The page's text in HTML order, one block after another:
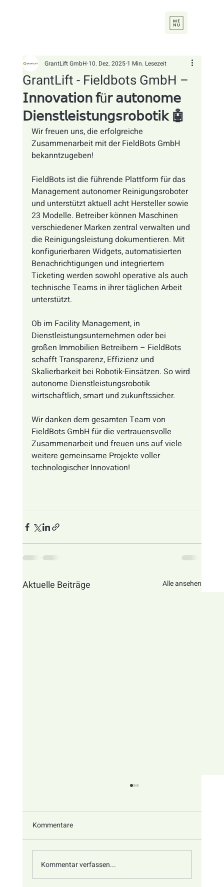
GrantLift - Fieldbots GmbH –
𝖨𝗇𝗇𝗈𝗏𝖺𝗍𝗂𝗈𝗇 𝖿ü𝗋 𝖺𝗎𝗍𝗈𝗇𝗈𝗆𝖾
𝖣𝗂𝖾𝗇𝗌𝗍𝗅𝖾𝗂𝗌𝗍𝗎𝗇𝗀𝗌𝗋𝗈𝖻𝗈𝗍𝗂𝗄 🤖
GrantLift GmbH 10. Dez. 2025 1 Min. Lesezeit
Wir freuen uns, die erfolgreiche
Zusammenarbeit mit der FieldBots GmbH
bekanntzugeben!
FieldBots ist die führende Plattform für das
Management autonomer Reinigungsroboter
und unterstützt aktuell acht Hersteller sowie
23 Modelle. Betreiber können Maschinen
verschiedener Marken zentral verwalten und
die Reinigungsleistung dokumentieren. Mit
konfigurierbaren Widgets, automatisierten
Benachrichtigungen und integriertem
Ticketing werden sowohl operative als auch
technische Teams in ihrer täglichen Arbeit
unterstützt.
Ob im Facility Management, in
Dienstleistungsunternehmen oder bei
großen Immobilien Betreibern – FieldBots
schafft Transparenz, Effizienz und
Skalierbarkeit bei Robotik-Einsätzen. So wird
autonome Dienstleistungsrobotik
wirtschaftlich, smart und zukunftssicher.
Wir danken dem gesamten Team von
FieldBots GmbH für die vertrauensvolle
Zusammenarbeit und freuen uns auf viele
weitere gemeinsame Projekte voller
technologischer Innovation!
Aktuelle Beiträge Alle ansehen
Kommentare
Kommentar verfassen...